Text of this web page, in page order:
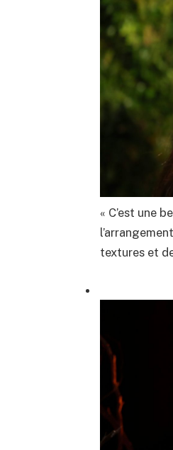
« C’est une
textures et